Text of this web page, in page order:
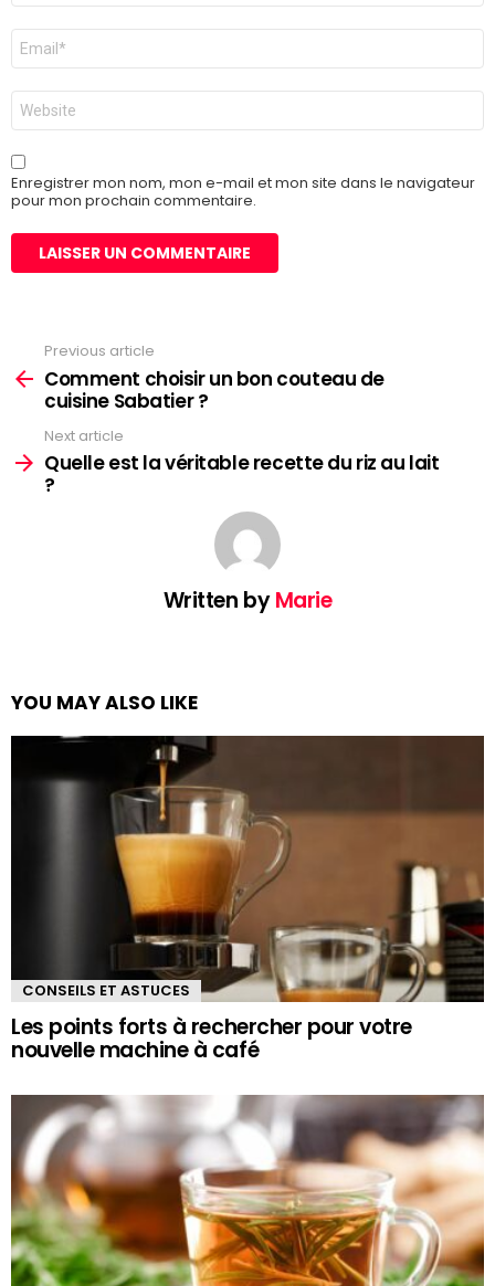
E-
mail
*
Site
web
Enregistrer mon nom, mon e-mail et mon site dans le navigateur
pour mon prochain commentaire.
more
Previous article
Comment choisir un bon couteau de
cuisine Sabatier ?
Next article
Quelle est la véritable recette du riz au lait
?
Written byMarie
YOU MAY ALSO LIKE
CONSEILS ET ASTUCES
Les points forts à rechercher pour votre
nouvelle machine à café